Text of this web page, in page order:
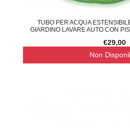
TUBO PER ACQUA
GIARDINO LAVARE AUTO CON
€29,00
Non